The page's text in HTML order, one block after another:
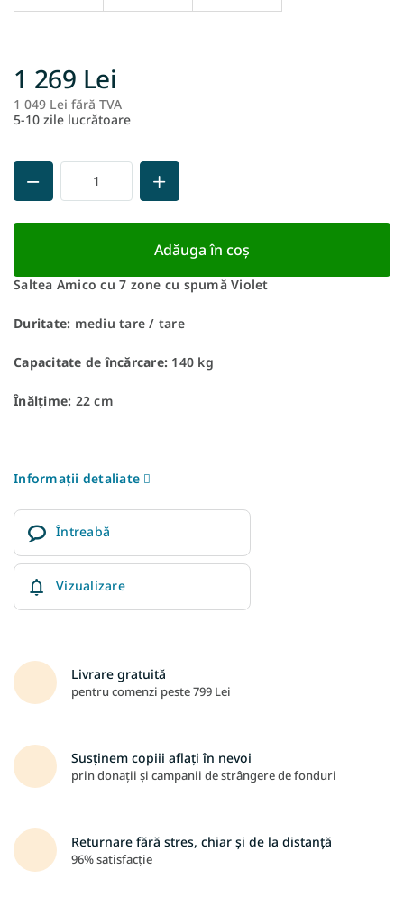
1 269 Lei
1 049 Lei fără TVA
5-10 zile lucrătoare
Adăuga în coş
Saltea Amico cu 7 zone cu spumă Violet
Duritate: mediu tare / tare
Capacitate de încărcare: 140 kg
Înălțime: 22 cm
Informaţii detaliate
Întreabă
Vizualizare
Livrare gratuită
pentru comenzi peste 799 Lei
Susținem copiii aflați în nevoi
prin donații și campanii de strângere de fonduri
Returnare fără stres, chiar și de la distanță
96% satisfacție